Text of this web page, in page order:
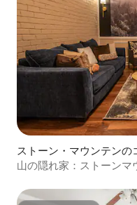
ストーン・マウンテンの
山の隠れ家：ストーンマ